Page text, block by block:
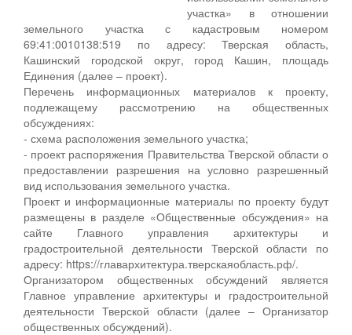
участка» в отношении
земельного участка с кадастровым номером
69:41:0010138:519 по адресу: Тверская область,
Кашинский городской округ, город Кашин, площадь
Единения (далее – проект).
Перечень информационных материалов к проекту,
подлежащему рассмотрению на общественных
обсуждениях:
- схема расположения земельного участка;
- проект распоряжения Правительства Тверской области о
предоставлении разрешения на условно разрешенный
вид использования земельного участка.
Проект и информационные материалы по проекту будут
размещены в разделе «Общественные обсуждения» на
сайте Главного управления архитектуры и
градостроительной деятельности Тверской области по
адресу: https://главархитектура.тверскаяобласть.рф/.
Организатором общественных обсуждений является
Главное управление архитектуры и градостроительной
деятельности Тверской области (далее – Организатор
общественных обсуждений).